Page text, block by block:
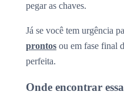
pegar as chaves.
Já se você tem urgência
prontos ou em fase final
perfeita.
Onde encontrar